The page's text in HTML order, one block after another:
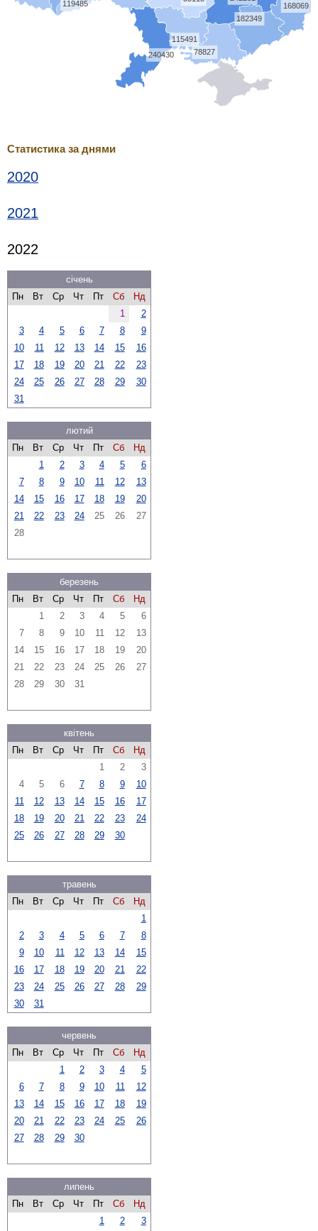
168069
182349
115491
240430
78827
119485
Статистика за днями
2020
2021
2022
січень
Пн
Вт Ср Чт Пт Сб
Нд
1
2
3
4 5 6 7 8
9
10
11 12 13 14 15
16
17
18 19 20 21 22
23
24
25 26 27 28 29
30
31
лютий
Пн
Вт Ср Чт Пт Сб
Нд
1
2 3 4 5
6
7
8 9 10 11 12
13
14
15 16 17 18 19
20
21
22 23 24 25 26
27
28
березень
Пн
Вт Ср Чт Пт Сб
Нд
1
2 3 4 5
6
7
8 9 10 11 12
13
14
15 16 17 18 19
20
21
22 23 24 25 26
27
28
29 30 31
квітень
Пн
Вт Ср Чт Пт Сб
Нд
1
2
3
4
5 6 7 8 9
10
11
12 13 14 15 16
17
18
19 20 21 22 23
24
25
26 27 28 29 30
травень
Пн
Вт Ср Чт Пт Сб
Нд
1
2
3 4 5 6 7
8
9
10 11 12 13 14
15
16
17 18 19 20 21
22
23
24 25 26 27 28
29
30
31
червень
Пн
Вт Ср Чт Пт Сб
Нд
1
2 3 4
5
6
7 8 9 10 11
12
13
14 15 16 17 18
19
20
21 22 23 24 25
26
27
28 29 30
липень
Пн
Вт Ср Чт Пт Сб
Нд
1
2
3